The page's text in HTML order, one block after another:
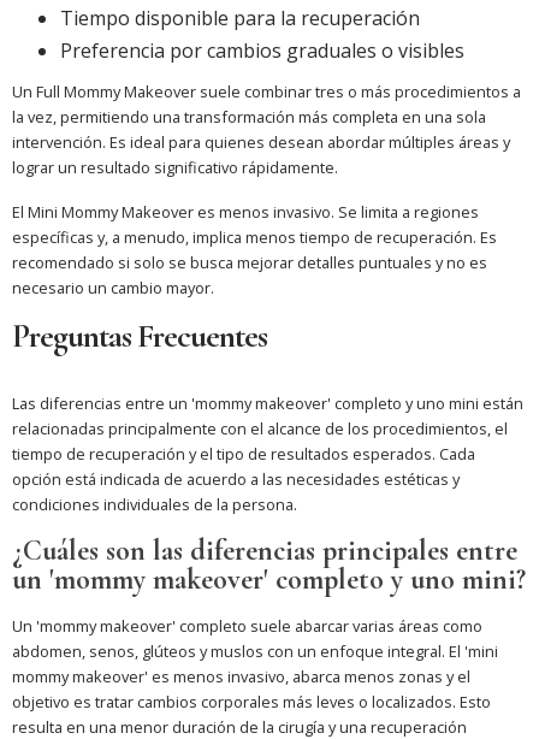
Tiempo disponible para la recuperación
Preferencia por cambios graduales o visibles
Un Full Mommy Makeover suele combinar tres o más procedimientos a
la vez, permitiendo una transformación más completa en una sola
intervención. Es ideal para quienes desean abordar múltiples áreas y
lograr un resultado significativo rápidamente.
El Mini Mommy Makeover es menos invasivo. Se limita a regiones
específicas y, a menudo, implica menos tiempo de recuperación. Es
recomendado si solo se busca mejorar detalles puntuales y no es
necesario un cambio mayor.
Preguntas Frecuentes
Las diferencias entre un 'mommy makeover' completo y uno mini están
relacionadas principalmente con el alcance de los procedimientos, el
tiempo de recuperación y el tipo de resultados esperados. Cada
opción está indicada de acuerdo a las necesidades estéticas y
condiciones individuales de la persona.
¿Cuáles son las diferencias principales entre
un 'mommy makeover' completo y uno mini?
Un 'mommy makeover' completo suele abarcar varias áreas como
abdomen, senos, glúteos y muslos con un enfoque integral. El 'mini
mommy makeover' es menos invasivo, abarca menos zonas y el
objetivo es tratar cambios corporales más leves o localizados. Esto
resulta en una menor duración de la cirugía y una recuperación